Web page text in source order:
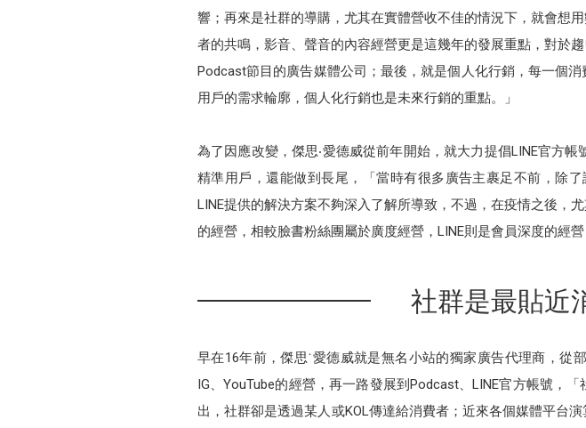
響；再來是社群的導購，尤其在實體營收不佳的情況下，就會想
者的共鳴，影音、聲音的內容經營更是這幾年的發展重點，對於
Podcast節目的廣告媒體公司；最後，就是個人化行銷，每一個
用戶的需求輪廓，個人化行銷也是未來行銷的重點。」
為了因應改變，傑思‧愛德威從前年開始，就大力提倡LINE官方
精準用戶，還能做到長尾，「當時有很多廣告主裹足不前，除
LINE提供的解決方案不夠深入了解所導致，不過，在疫情之後，
的經營，相較臉書粉絲團屬於廣度經營，LINE則是會員深度的經
社群是最貼近
早在16年前，傑思˙愛德威就是無名小站的獨家廣告代理商，從
IG、YouTube的經營，再一路發展到Podcast、LINE官方帳號，
出，社群卻是透過某人或KOL傳達給消費者；近來各個媒體平台